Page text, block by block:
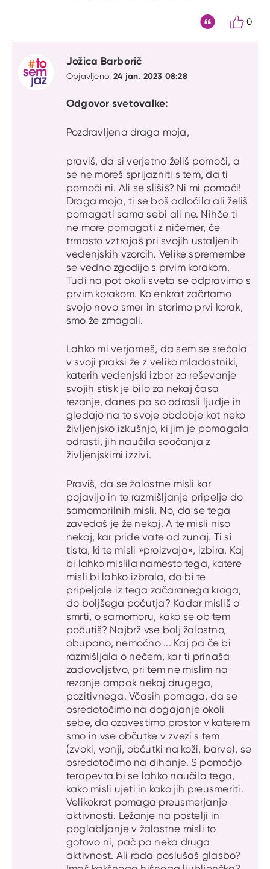
0
Jožica Barborič
Objavljeno:24 jan. 2023 08:28
Odgovor svetovalke:
Pozdravljena draga moja,
praviš, da si verjetno želiš pomoči, a
se ne moreš sprijazniti s tem, da ti
pomoči ni. Ali se slišiš? Ni mi pomoči!
Draga moja, ti se boš odločila ali želiš
pomagati sama sebi ali ne. Nihče ti
ne more pomagati z ničemer, če
trmasto vztrajaš pri svojih ustaljenih
vedenjskih vzorcih. Velike spremembe
se vedno zgodijo s prvim korakom.
Tudi na pot okoli sveta se odpravimo s
prvim korakom. Ko enkrat začrtamo
svojo novo smer in storimo prvi korak,
smo že zmagali.
Lahko mi verjameš, da sem se srečala
v svoji praksi že z veliko mladostniki,
katerih vedenjski izbor za reševanje
svojih stisk je bilo za nekaj časa
rezanje, danes pa so odrasli ljudje in
gledajo na to svoje obdobje kot neko
življenjsko izkušnjo, ki jim je pomagala
odrasti, jih naučila soočanja z
življenjskimi izzivi.
Praviš, da se žalostne misli kar
pojavijo in te razmišljanje pripelje do
samomorilnih misli. No, da se tega
zavedaš je že nekaj. A te misli niso
nekaj, kar pride vate od zunaj. Ti si
tista, ki te misli »proizvaja«, izbira. Kaj
bi lahko mislila namesto tega, katere
misli bi lahko izbrala, da bi te
pripeljale iz tega začaranega kroga,
do boljšega počutja? Kadar misliš o
smrti, o samomoru, kako se ob tem
počutiš? Najbrž vse bolj žalostno,
obupano, nemočno ... Kaj pa če bi
razmišljala o nečem, kar ti prinaša
zadovoljstvo, pri tem ne mislim na
rezanje ampak nekaj drugega,
pozitivnega. Včasih pomaga, da se
osredotočimo na dogajanje okoli
sebe, da ozavestimo prostor v katerem
smo in vse občutke v zvezi s tem
(zvoki, vonji, občutki na koži, barve), se
osredotočimo na dihanje. S pomočjo
terapevta bi se lahko naučila tega,
kako misli ujeti in kako jih preusmeriti.
Velikokrat pomaga preusmerjanje
aktivnosti. Ležanje na postelji in
poglabljanje v žalostne misli to
gotovo ni, pač pa neka druga
aktivnost. Ali rada poslušaš glasbo?